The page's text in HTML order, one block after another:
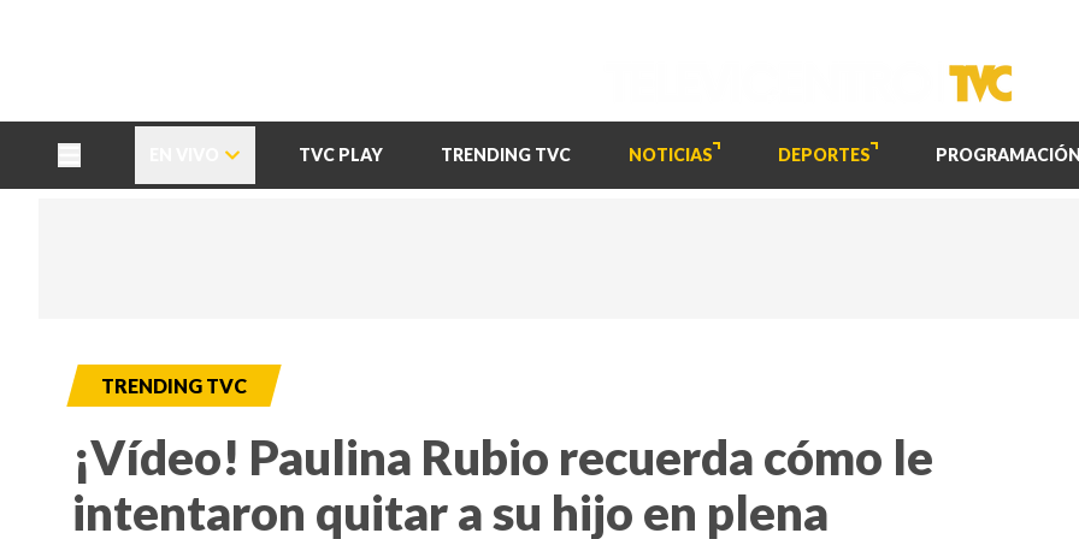
TVC PLAY TRENDING TVC NOTICIAS DEPORTES PROGRAMACIÓN
TRENDING TVC
¡Vídeo! Paulina Rubio recuerda cómo le
intentaron quitar a su hijo en plena